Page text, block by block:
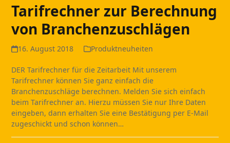
Tarifrechner zur Berechnung
von Branchenzuschlägen
16. August 2018 Produktneuheiten
DER Tarifrechner für die Zeitarbeit Mit unserem
Tarifrechner können Sie ganz einfach die
Branchenzuschläge berechnen. Melden Sie sich einfach
beim Tarifrechner an. Hierzu müssen Sie nur Ihre Daten
eingeben, dann erhalten Sie eine Bestätigung per E-Mail
zugeschickt und schon können…